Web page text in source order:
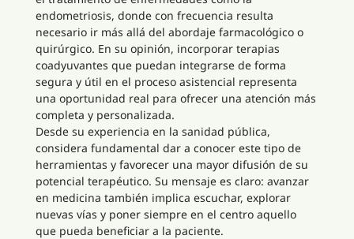
endometriosis, donde con frecuencia resulta
necesario ir más allá del abordaje farmacológico o
quirúrgico. En su opinión, incorporar terapias
coadyuvantes que puedan integrarse de forma
segura y útil en el proceso asistencial representa
una oportunidad real para ofrecer una atención más
completa y personalizada.
Desde su experiencia en la sanidad pública,
considera fundamental dar a conocer este tipo de
herramientas y favorecer una mayor difusión de su
potencial terapéutico. Su mensaje es claro: avanzar
en medicina también implica escuchar, explorar
nuevas vías y poner siempre en el centro aquello
que pueda beneficiar a la paciente.